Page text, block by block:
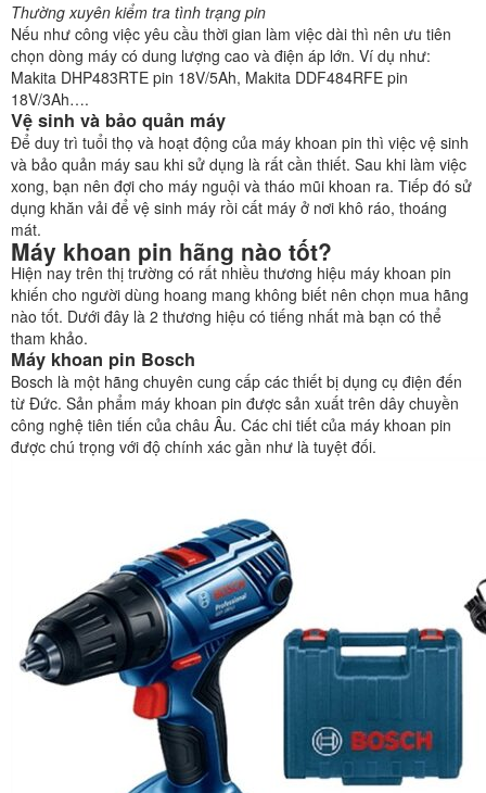
Thường xuyên kiểm tra tình trạng pin
Nếu như công việc yêu cầu thời gian làm việc dài thì nên ưu tiên
chọn dòng máy có dung lượng cao và điện áp lớn. Ví dụ như:
Makita DHP483RTE pin 18V/5Ah, Makita DDF484RFE pin
18V/3Ah….
Vệ sinh và bảo quản máy
Để duy trì tuổi thọ và hoạt động của máy khoan pin thì việc vệ sinh
và bảo quản máy sau khi sử dụng là rất cần thiết. Sau khi làm việc
xong, bạn nên đợi cho máy nguội và tháo mũi khoan ra. Tiếp đó sử
dụng khăn vải để vệ sinh máy rồi cất máy ở nơi khô ráo, thoáng
mát.
Máy khoan pin hãng nào tốt?
Hiện nay trên thị trường có rất nhiều thương hiệu máy khoan pin
khiến cho người dùng hoang mang không biết nên chọn mua hãng
nào tốt. Dưới đây là 2 thương hiệu có tiếng nhất mà bạn có thể
tham khảo.
Máy khoan pin Bosch
Bosch là một hãng chuyên cung cấp các thiết bị dụng cụ điện đến
từ Đức. Sản phẩm máy khoan pin được sản xuất trên dây chuyền
công nghệ tiên tiến của châu Âu. Các chi tiết của máy khoan pin
được chú trọng với độ chính xác gần như là tuyệt đối.